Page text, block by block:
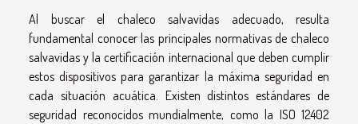
Al buscar el chaleco salvavidas adecuado, resulta
fundamental conocer las principales normativas de chaleco
salvavidas y la certificación internacional que deben cumplir
estos dispositivos para garantizar la máxima seguridad en
cada situación acuática. Existen distintos estándares de
seguridad reconocidos mundialmente, como la ISO 12402